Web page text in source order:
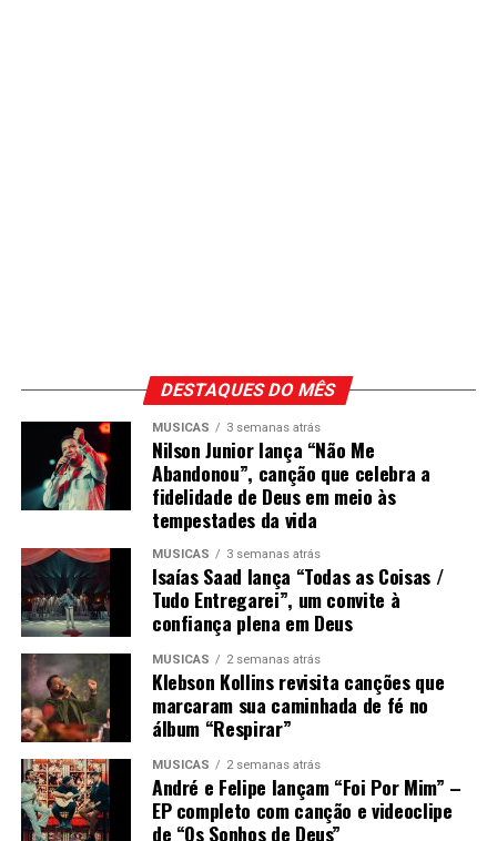
DESTAQUES DO MÊS
MÚSICAS 3 semanas atrás
Nilson Junior lança “Não Me
Abandonou”, canção que celebra a
fidelidade de Deus em meio às
tempestades da vida
MÚSICAS 3 semanas atrás
Isaías Saad lança “Todas as Coisas /
Tudo Entregarei”, um convite à
confiança plena em Deus
MÚSICAS 2 semanas atrás
Klebson Kollins revisita canções que
marcaram sua caminhada de fé no
álbum “Respirar”
MÚSICAS 2 semanas atrás
André e Felipe lançam “Foi Por Mim” –
EP completo com canção e videoclipe
de “Os Sonhos de Deus”